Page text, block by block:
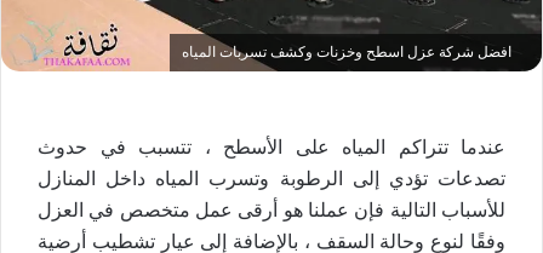
افضل شركة عزل اسطح وخزنات وكشف تسربات المياه
عندما تتراكم المياه على الأسطح ، تتسبب في حدوث
تصدعات تؤدي إلى الرطوبة وتسرب المياه داخل المنازل
للأسباب التالية فإن عملنا هو أرقى عمل متخصص في العزل
وفقًا لنوع وحالة السقف ، بالإضافة إلى عيار تشطيب أرضية